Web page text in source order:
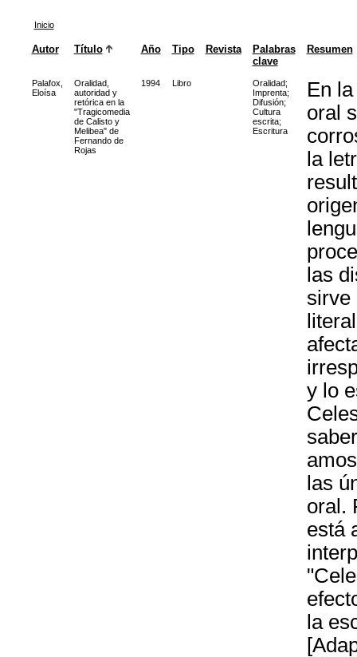
Inicio
Autor Título Año Tipo Revista
Palabras
clave
Resumen
Palafox,
Eloísa
Oralidad,
autoridad y
retórica en la
"Tragicomedia
de Calisto y
Melibea" de
Fernando de
Rojas
1994 Libro Oralidad;
Imprenta;
Difusión;
Cultura
escrita;
Escritura
En
oral
la
las
sirve
y lo
las
oral.
está
la